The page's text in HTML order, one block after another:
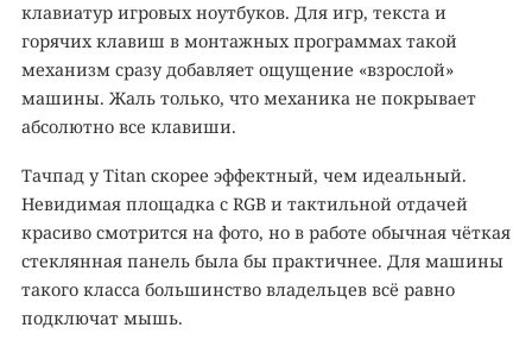
клавиатур игровых ноутбуков. Для игр, текста и
горячих клавиш в монтажных программах такой
механизм сразу добавляет ощущение «взрослой»
машины. Жаль только, что механика не покрывает
абсолютно все клавиши.
Тачпад у Titan скорее эффектный, чем идеальный.
Невидимая площадка с RGB и тактильной отдачей
красиво смотрится на фото, но в работе обычная чёткая
стеклянная панель была бы практичнее. Для машины
такого класса большинство владельцев всё равно
подключат мышь.